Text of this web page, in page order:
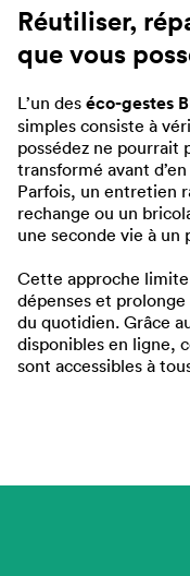
Réutiliser,
que vous
L’un des éco-gestes
simples consiste à
possédez ne pourrait
transformé avant
Parfois, un entretien
rechange ou un
une seconde vie à un
Cette approche
dépenses et
du quotidien. Grâce
disponibles en ligne,
sont accessibles à